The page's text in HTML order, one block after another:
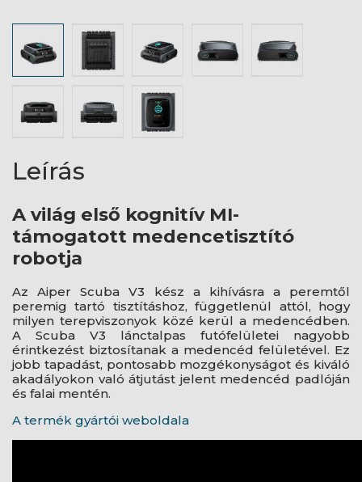
Leírás
A világ első kognitív MI-
támogatott medencetisztító
robotja
Az Aiper Scuba V3 kész a kihívásra a peremtől
peremig tartó tisztításhoz, függetlenül attól, hogy
milyen terepviszonyok közé kerül a medencédben.
A Scuba V3 lánctalpas futófelületei nagyobb
érintkezést biztosítanak a medencéd felületével. Ez
jobb tapadást, pontosabb mozgékonyságot és kiváló
akadályokon való átjutást jelent medencéd padlóján
és falai mentén.
A termék gyártói weboldala